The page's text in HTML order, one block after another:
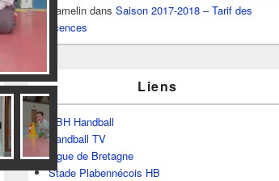
Hamelin dans Saison 2017-2018 – Tarif des
licences
Liens
BBH Handball
Handball TV
Ligue de Bretagne
Stade Plabennécois HB